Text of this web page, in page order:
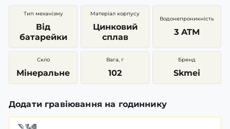
Тип механізму
Від
батарейки
Матеріал корпусу
Цинковий
сплав
Водонепроникність
3 ATM
Скло
Мінеральне
Вага, г
102
Бренд
Skmei
Додати гравіювання на годиннику